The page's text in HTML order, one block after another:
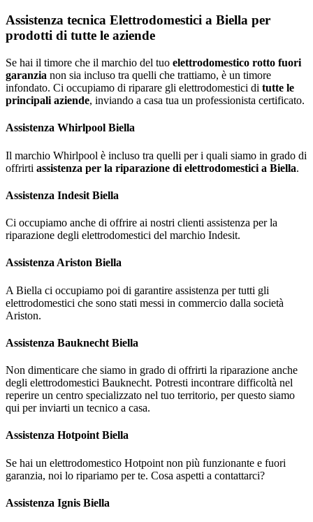
Assistenza tecnica Elettrodomestici a Biella per
prodotti di tutte le aziende
Se hai il timore che il marchio del tuo elettrodomestico rotto fuori
garanzia non sia incluso tra quelli che trattiamo, è un timore
infondato. Ci occupiamo di riparare gli elettrodomestici di tutte le
principali aziende, inviando a casa tua un professionista certificato.
Assistenza Whirlpool Biella
Il marchio Whirlpool è incluso tra quelli per i quali siamo in grado di
offrirti assistenza per la riparazione di elettrodomestici a Biella.
Assistenza Indesit Biella
Ci occupiamo anche di offrire ai nostri clienti assistenza per la
riparazione degli elettrodomestici del marchio Indesit.
Assistenza Ariston Biella
A Biella ci occupiamo poi di garantire assistenza per tutti gli
elettrodomestici che sono stati messi in commercio dalla società
Ariston.
Assistenza Bauknecht Biella
Non dimenticare che siamo in grado di offrirti la riparazione anche
degli elettrodomestici Bauknecht. Potresti incontrare difficoltà nel
reperire un centro specializzato nel tuo territorio, per questo siamo
qui per inviarti un tecnico a casa.
Assistenza Hotpoint Biella
Se hai un elettrodomestico Hotpoint non più funzionante e fuori
garanzia, noi lo ripariamo per te. Cosa aspetti a contattarci?
Assistenza Ignis Biella